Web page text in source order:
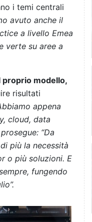
i temi centrali
avuto anche il
a livello Emea
verte su aree a
proprio modello,
risultati
appena
cloud, data
“Da
più la necessità
o più soluzioni. E
fungendo